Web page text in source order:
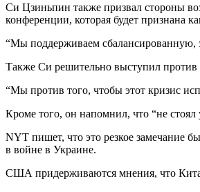
Си Цзиньпин также призвал стороны
конференции, которая будет признана
“Мы поддерживаем сбалансированную,
Также Си решительно выступил против
“Мы против того, чтобы этот кризис
Кроме того, он напомнил, что “не стоял
NYT пишет, что это резкое замечание
в войне в Украине.
США придерживаются мнения, что